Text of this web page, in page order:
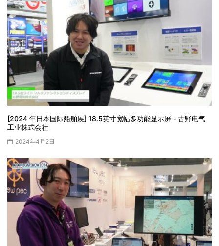
[2024 年日本国际船舶展] 18.5英寸宽幅多功能显示屏 - 古野电气
工业株式会社
2024年4月2日